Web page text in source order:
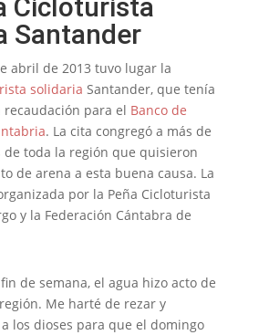
Cicloturista
Santander
abril de 2013 tuvo lugar la
solidaria Santander, que tenía
para el Banco de
. La cita congregó a más de
de toda la región que quisieron
de arena a esta buena causa. La
por la Peña Cicloturista
y la Federación Cántabra de
de semana, el agua hizo acto de
Me harté de rezar y
los dioses para que el domingo